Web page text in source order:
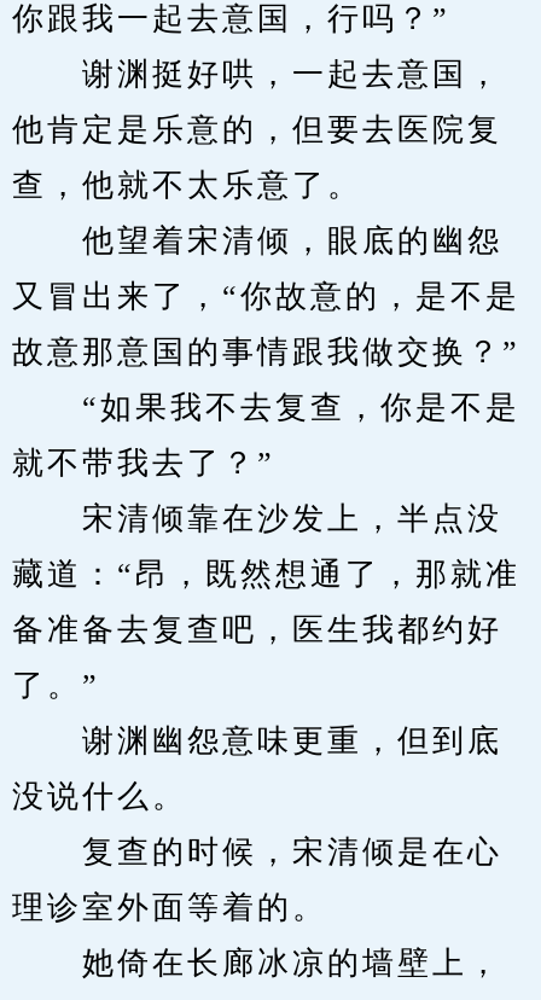
你跟我一起去意国，行吗？”
谢渊挺好哄，一起去意国，
他肯定是乐意的，但要去医院复
查，他就不太乐意了。
他望着宋清倾，眼底的幽怨
又冒出来了，“你故意的，是不是
故意那意国的事情跟我做交换？”
“如果我不去复查，你是不是
就不带我去了？”
宋清倾靠在沙发上，半点没
藏道：“昂，既然想通了，那就准
备准备去复查吧，医生我都约好
了。”
谢渊幽怨意味更重，但到底
没说什么。
复查的时候，宋清倾是在心
理诊室外面等着的。
她倚在长廊冰凉的墙壁上，